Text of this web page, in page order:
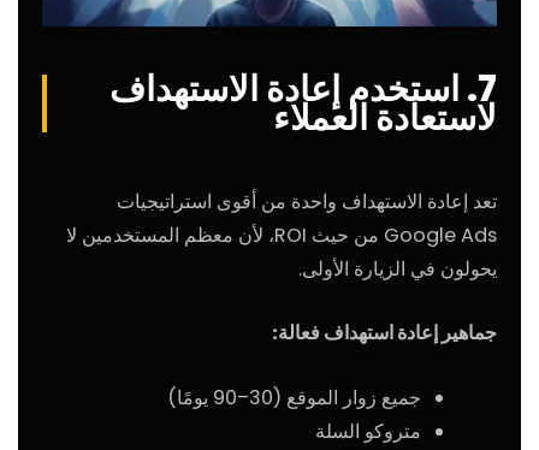
7. استخدم إعادة الاستهداف
لاستعادة العملاء
تعد إعادة الاستهداف واحدة من أقوى استراتيجيات
Google Ads من حيث ROI، لأن معظم المستخدمين لا
يحولون في الزيارة الأولى.
جماهير إعادة استهداف فعالة:
جميع زوار الموقع (30–90 يومًا)
متروكو السلة